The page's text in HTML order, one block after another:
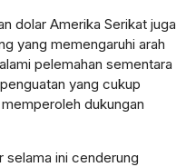
dolar Amerika Serikat juga
yang memengaruhi arah
pelemahan sementara
yang cukup
dukungan
selama ini cenderung